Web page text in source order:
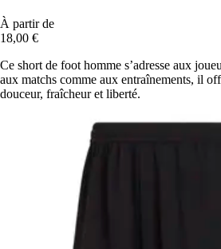
À partir de
18,00 €
Ce short de foot homme s’adresse aux
aux matchs comme aux entraînements, il
douceur, fraîcheur et liberté.